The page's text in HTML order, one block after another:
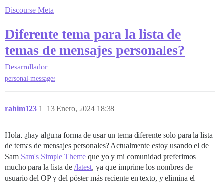
Discourse Meta
Diferente tema para la lista de
temas de mensajes personales?
Desarrollador
personal-messages
rahim123 13 Enero, 2024 18:38
1
Hola, ¿hay alguna forma de usar un tema diferente solo para la lista
de temas de mensajes personales? Actualmente estoy usando el de
Sam Sam's Simple Theme que yo y mi comunidad preferimos
mucho para la lista de /latest, ya que imprime los nombres de
usuario del OP y del póster más reciente en texto, y elimina el